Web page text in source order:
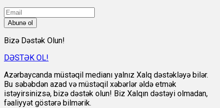
Abunə ol
Bizə Dəstək Olun!
DƏSTƏK OL!
Azərbaycanda müstəqil medianı yalnız Xalq dəstəkləyə bilər.
Bu səbəbdən azad və müstəqil xəbərlər əldə etmək
istəyirsinizsə, bizə dəstək olun! Biz Xalqın dəstəyi olmadan,
fəaliyyət göstərə bilmərik.